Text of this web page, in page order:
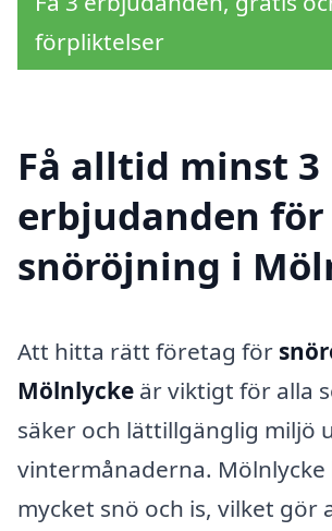
förpliktelser
Få alltid minst 3
erbjudanden för
snöröjning i
Att hitta rätt företag för
Mölnlycke är viktigt för alla
säker och lättillgänglig miljö
vintermånaderna. Mölnlycke
mycket snö och is, vilket gör